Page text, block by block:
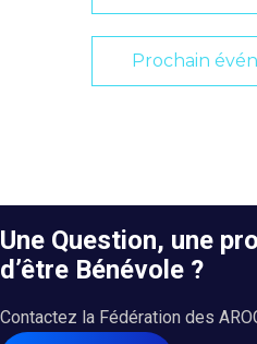
Prochain
Une Question, une
d’être Bénévole ?
Contactez la Fédération des